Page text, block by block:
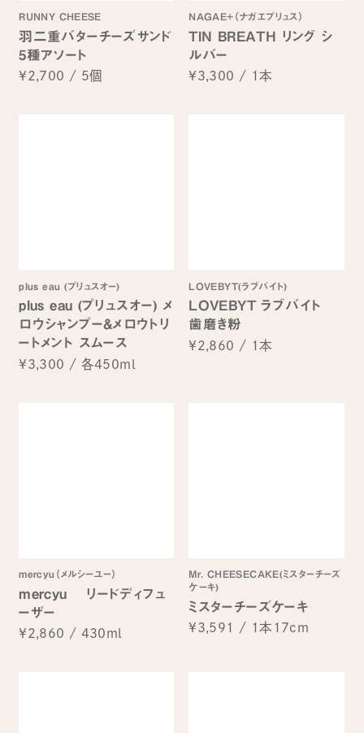
RUNNY CHEESE
羽二重バターチーズサンド
5種アソート
¥2,700 / 5個
NAGAE+（ナガエプリュス）
TIN BREATH リング シ
ルバー
¥3,300 / 1本
plus eau (プリュスオー)
plus eau (プリュスオー) メ
ロウシャンプー&メロウトリ
ートメント スムース
¥3,300 / 各450ml
LOVEBYT(ラブバイト)
LOVEBYT ラブバイト
歯磨き粉
¥2,860 / 1本
mercyu（メルシーユー）
mercyu リードディフュ
ーザー
¥2,860 / 430ml
Mr. CHEESECAKE(ミスターチーズ
ケーキ)
ミスターチーズケーキ
¥3,591 / 1本17cm